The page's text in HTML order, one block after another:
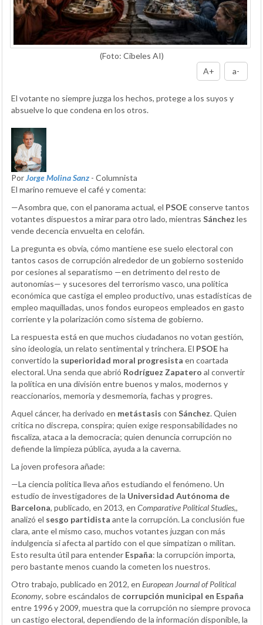
(Foto: Cibeles AI)
A+
a-
El votante no siempre juzga los hechos, protege a los suyos y
absuelve lo que condena en los otros.
PorJorge Molina Sanz - Columnista
El marino remueve el café y comenta:
—Asombra que, con el panorama actual, el PSOEconserve tantos
votantes dispuestos a mirar para otro lado, mientras Sánchez les
vende decencia envuelta en celofán.
La pregunta es obvia, cómo mantiene ese suelo electoral con
tantos casos de corrupción alrededor de un gobierno sostenido
por cesiones al separatismo —en detrimento del resto de
autonomías— y sucesores del terrorismo vasco, una política
económica que castiga el empleo productivo, unas estadísticas de
empleo maquilladas, unos fondos europeos empleados en gasto
corriente y la polarización como sistema de gobierno.
La respuesta está en que muchos ciudadanos no votan gestión,
sino ideología, un relato sentimental y trinchera. El PSOEha
convertido la superioridad moral progresista en coartada
electoral. Una senda que abrió Rodríguez Zapatero al convertir
la política en una división entre buenos y malos, modernos y
reaccionarios, memoria y desmemoria, fachas y progres.
Aquel cáncer, ha derivado en metástasis con Sánchez. Quien
critica no discrepa, conspira; quien exige responsabilidades no
fiscaliza, ataca a la democracia; quien denuncia corrupción no
defiende la limpieza pública, ayuda a la caverna.
La joven profesora añade:
—La ciencia política lleva años estudiando el fenómeno. Un
estudio de investigadores de la Universidad Autónoma de
Barcelona, publicado, en 2013, en Comparative Political Studies,,
analizó el sesgo partidista ante la corrupción. La conclusión fue
clara, ante el mismo caso, muchos votantes juzgan con más
indulgencia si afecta al partido con el que simpatizan o militan.
Esto resulta útil para entender España: la corrupción importa,
pero bastante menos cuando la cometen los nuestros.
Otro trabajo, publicado en 2012, en European Journal of Political
Economy, sobre escándalos de corrupción municipal en España
entre 1996 y 2009, muestra que la corrupción no siempre provoca
un castigo electoral, dependiendo de la información disponible, la